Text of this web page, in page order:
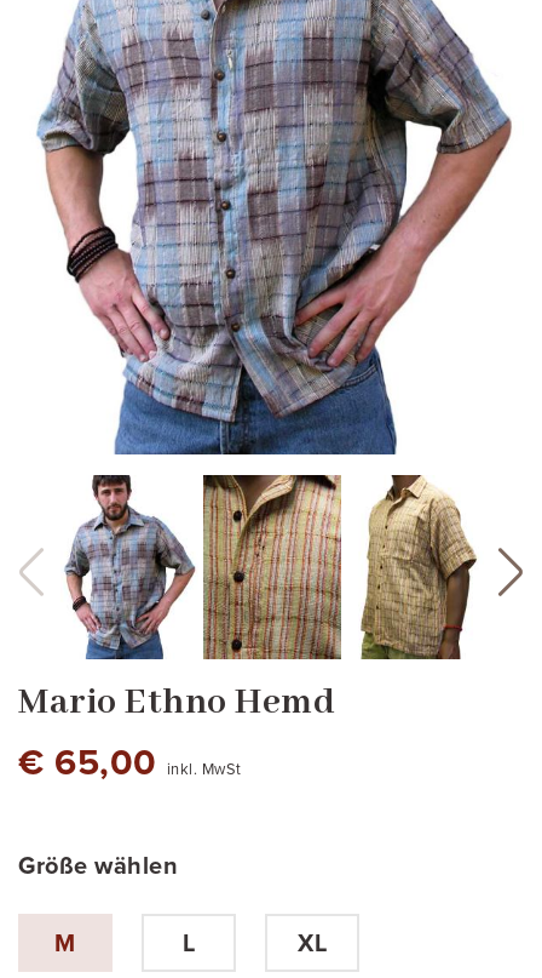
Mario Ethno Hemd
€ 65,00 inkl. MwSt
Größe wählen
M L XL
cod.2022-1
83
cod.2022-11
cod.2022-12
cod.2022-13